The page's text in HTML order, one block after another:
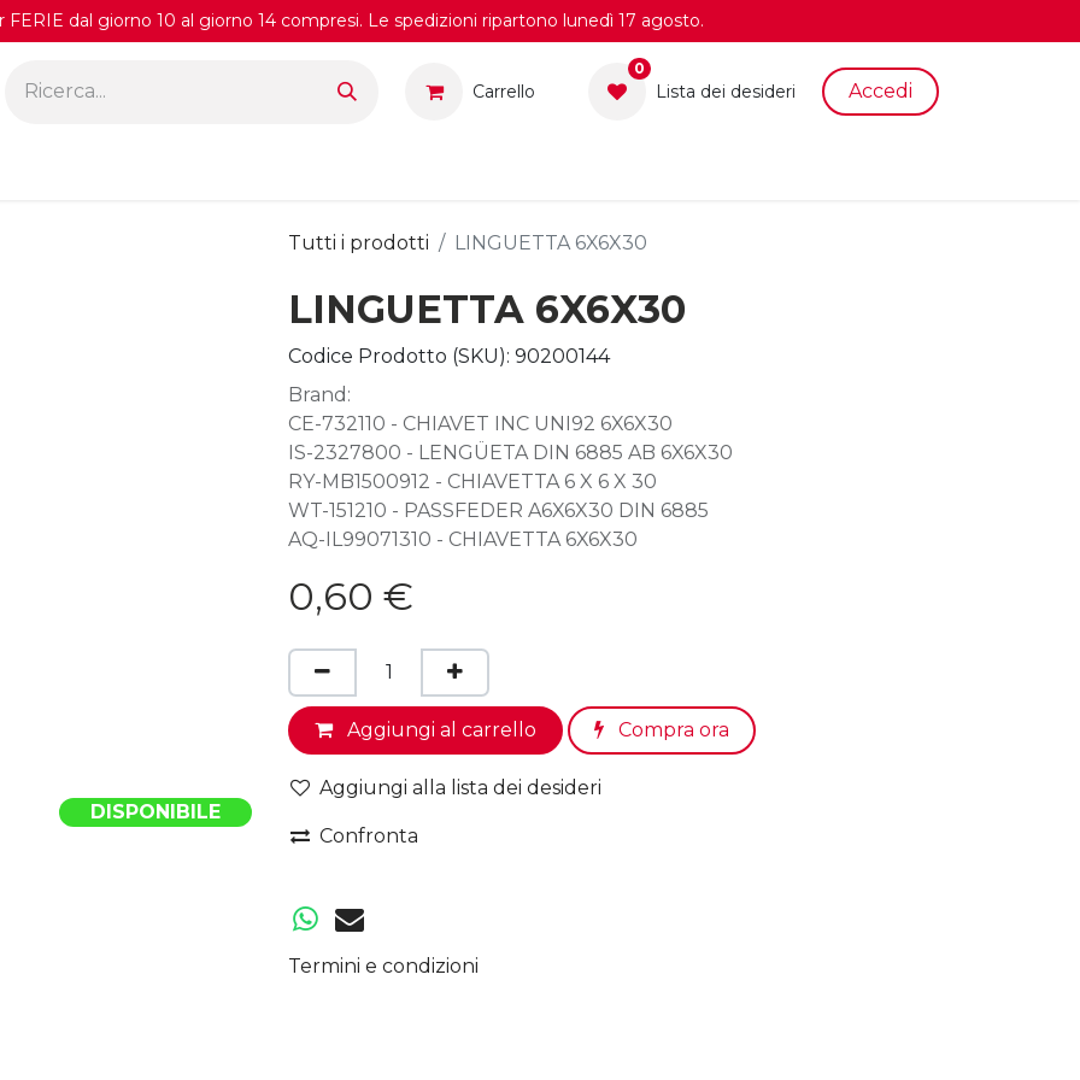
FERIE dal giorno 10 al giorno 14 compresi. Le spedizioni ripartono lunedì 17 agosto.
Carrello
0
Lista dei desid​eri Accedi
Tutti i prodotti LINGUETTA 6X6X30
DISPONIBILE
LINGUETTA 6X6X30
Codice Prodotto (SKU): 90200144
Brand:
CE-732110 - CHIAVET INC UNI92 6X6X30
IS-2327800 - LENGÜETA DIN 6885 AB 6X6X30
RY-MB1500912 - CHIAVETTA 6 X 6 X 30
WT-151210 - PASSFEDER A6X6X30 DIN 6885
AQ-IL99071310 - CHIAVETTA 6X6X30
0,60 €
Aggiungi al carrello Compra ora
Aggiungi alla lista dei desideri
Confronta
Termini e condizioni